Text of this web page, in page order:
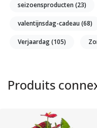
seizoensproducten(23)
valentijnsdag-cadeau(68)
Verjaardag(105)
Produits